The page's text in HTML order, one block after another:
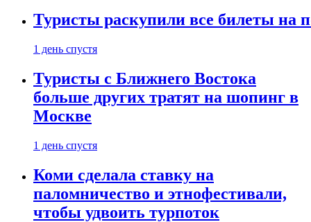
Туристы раскупили все билеты на
1 день спустя
Туристы с Ближнего Востока
больше других тратят на шопинг в
Москве
1 день спустя
Коми сделала ставку на
паломничество и этнофестивали,
чтобы удвоить турпоток